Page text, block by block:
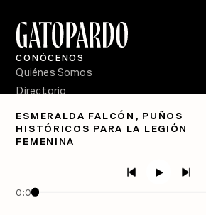
ESMERALDA FALCÓN, PUÑOS
HISTÓRICOS PARA LA LEGIÓN
FEMENINA
0:00
CONÓCENOS
Quiénes Somos
Directorio
PÓDCASTS
Semanario Gatopardo